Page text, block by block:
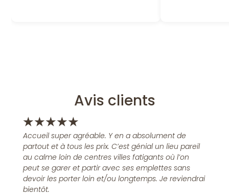
Avis clients
★★★★★
Accueil super agréable. Y en a absolument de
partout et à tous les prix. C’est génial un lieu pareil
au calme loin de centres villes fatigants où l’on
peut se garer et partir avec ses emplettes sans
devoir les porter loin et/ou longtemps. Je reviendrai
bientôt.